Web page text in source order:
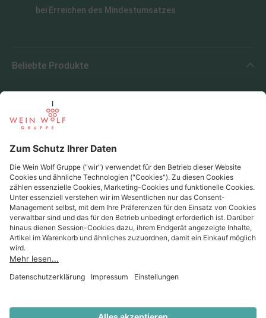
bei Erreichen des Mindestumsatzes
Beliebte Produkte
Beliebte Regionen
Beliebte Produzenten
Wein Wolf
Wein Wolf GmbH